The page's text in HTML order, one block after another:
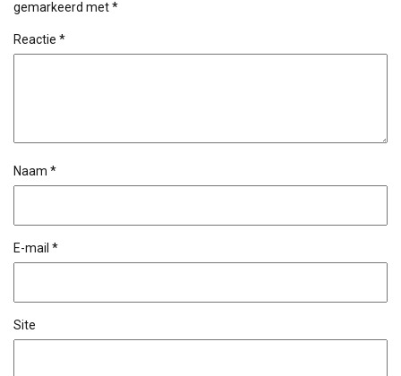
gemarkeerd met*
Reactie *
Naam *
E-mail *
Site